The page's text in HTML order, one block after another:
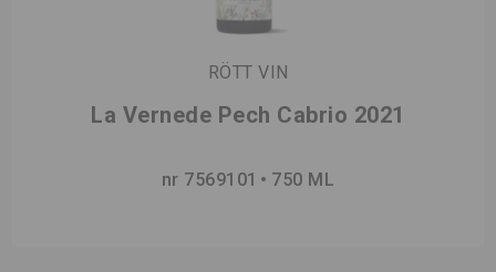
RÖTT VIN
La Vernede Pech Cabrio 2021
nr 7569101 750 ML